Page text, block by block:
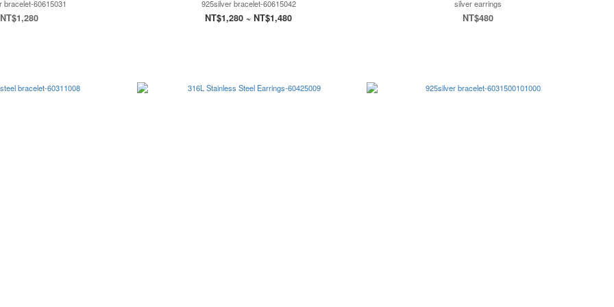
bracelet-60615031
NT$1,280
925silver bracelet-60615042
NT$1,280 ~ NT$1,480
silver earrings
NT$480